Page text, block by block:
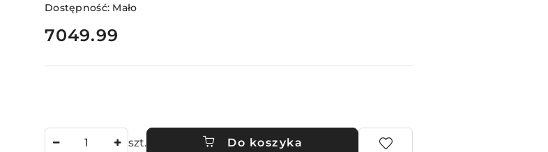
Dostępność: Mało
cena:
7049.99
szt. Do koszyka